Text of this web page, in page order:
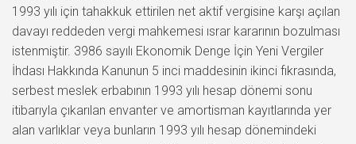
1993 yılı için tahakkuk ettirilen net aktif vergisine karşı açılan
davayı reddeden vergi mahkemesi ısrar kararının bozulması
istenmiştir. 3986 sayılı Ekonomik Denge İçin Yeni Vergiler
İhdası Hakkında Kanunun 5 inci maddesinin ikinci fıkrasında,
serbest meslek erbabının 1993 yılı hesap dönemi sonu
itibarıyla çıkarılan envanter ve amortisman kayıtlarında yer
alan varlıklar veya bunların 1993 yılı hesap dönemindeki